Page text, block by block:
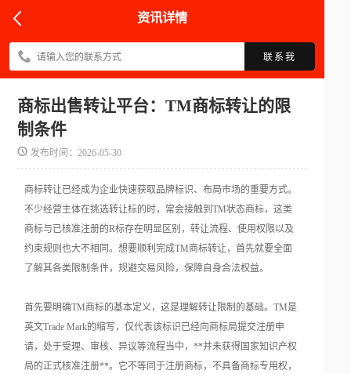
资讯详情
联系我
商标出售转让平台：TM商标转让的限
制条件
发布时间：2026-05-30
商标转让已经成为企业快速获取品牌标识、布局市场的重要方式。
不少经营主体在挑选转让标的时，常会接触到TM状态商标，这类
商标与已核准注册的R标存在明显区别，转让流程、使用权限以及
约束规则也大不相同。想要顺利完成TM商标转让，首先就要全面
了解其各类限制条件，规避交易风险，保障自身合法权益。
首先要明确TM商标的基本定义，这是理解转让限制的基础。TM是
英文Trade Mark的缩写，仅代表该标识已经向商标局提交注册申
请，处于受理、审核、异议等流程当中，**并未获得国家知识产权
局的正式核准注册**。它不等同于注册商标，不具备商标专用权，